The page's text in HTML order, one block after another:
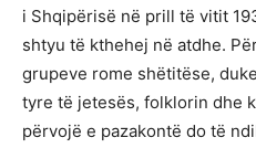
i Shqipërisë në prill të vitit
shtyu të kthehej në atdhe.
grupeve rome shëtitëse,
tyre të jetesës, folklorin dhe
përvojë e pazakontë do të